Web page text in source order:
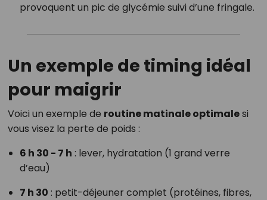
provoquent un pic de glycémie suivi d’une fringale.
Un exemple de timing idéal
pour maigrir
Voici un exemple de routine matinale optimalesi
vous visez la perte de poids :
6 h 30 - 7 h : lever, hydratation (1 grand verre
d’eau)
7 h 30 : petit-déjeuner complet (protéines, fibres,